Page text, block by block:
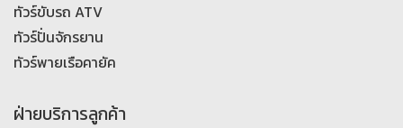
ทัวร์ขับรถ ATV
ทัวร์ปั่นจักรยาน
ทัวร์พายเรือคายัค
ฝ่ายบริการลูกค้า